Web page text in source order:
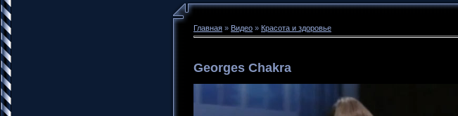
Главная » Видео » Красота и здоровье
Georges Chakra